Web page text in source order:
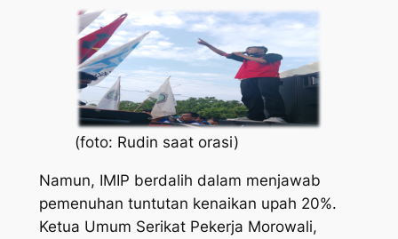
(foto: Rudin saat orasi)
Namun, IMIP berdalih dalam menjawab
pemenuhan tuntutan kenaikan upah 20%.
Ketua Umum Serikat Pekerja Morowali,